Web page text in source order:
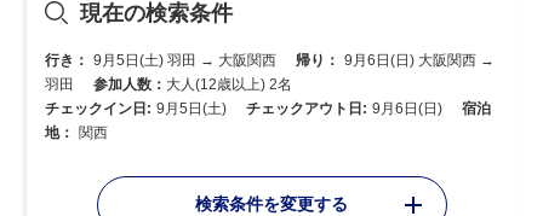
現在の検索条件
行き： 9月5日(土) 羽田 → 大阪関西 帰り： 9月6日(日) 大阪関西 →
羽田
参加人数： 大人(12歳以上) 2名
チェックイン日: 9月5日(土) チェックアウト日: 9月6日(日)
宿泊
地： 関西
検索条件を変更する